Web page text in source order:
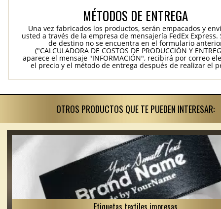
MÉTODOS DE ENTREGA
Una vez fabricados los productos, serán empacados y
usted a través de la empresa de mensajería FedEx Express.
de destino no se encuentra en el formulario
("CALCULADORA DE COSTOS DE PRODUCCIÓN Y
aparece el mensaje "INFORMACIÓN", recibirá por correo
el precio y el método de entrega después de realizar el
OTROS PRODUCTOS QUE TE PUEDEN INTERESAR:
Etiquetas textiles impresas